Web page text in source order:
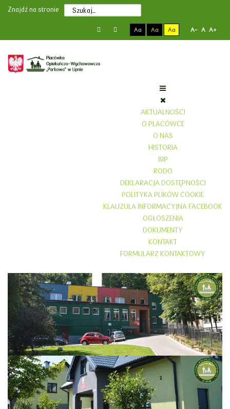
Znajdź na stronie
Aa Aa Aa A- A A+
AKTUALNOŚCI
O PLACÓWCE
O NAS
HISTORIA
BIP
RODO
DEKLARACJA DOSTĘPNOŚCI
POLITYKA PLIKÓW COOKIE
KLAUZULA INFORMACYJNA FACEBOOK
OGŁOSZENIA
DOKUMENTY
KONTAKT
FORMULARZ KONTAKTOWY
rokmiesiąc
rokmiesiąc